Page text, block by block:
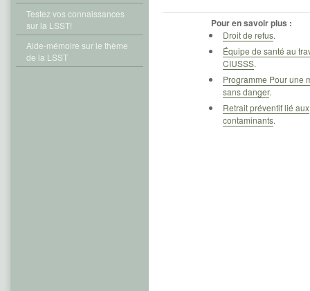
Testez vos connaissances
sur la LSST!
Aide-mémoire sur le thème
de la LSST
Pour en savoir plus :
Droit de refus.
Équipe de santé au
CIUSSS.
Programme Pour une
sans danger.
Retrait préventif lié aux
contaminants.